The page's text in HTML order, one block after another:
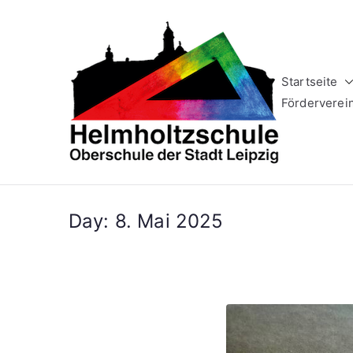
Startseite
Day: 8. Mai 2025